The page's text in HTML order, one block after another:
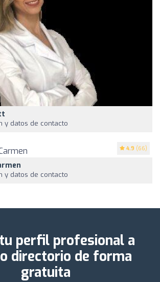
y datos de contacto
4.9 (66)
y datos de contacto
perfil profesional a
directorio de forma
gratuita